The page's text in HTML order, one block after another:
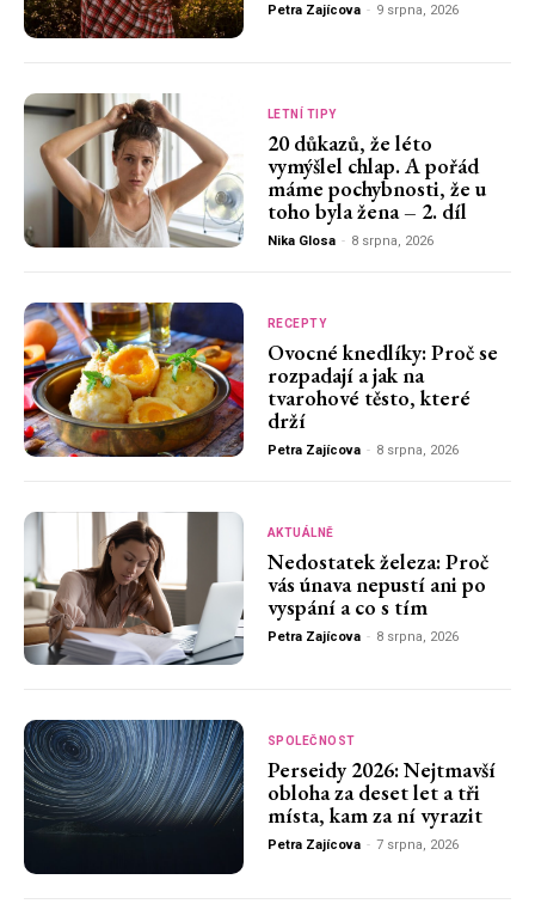
Petra Zajícova - 9 srpna, 2026
LETNÍ TIPY
20 důkazů, že léto
vymýšlel chlap. A pořád
máme pochybnosti, že u
toho byla žena – 2. díl
Nika Glosa - 8 srpna, 2026
RECEPTY
Ovocné knedlíky: Proč se
rozpadají a jak na
tvarohové těsto, které
drží
Petra Zajícova - 8 srpna, 2026
AKTUÁLNĚ
Nedostatek železa: Proč
vás únava nepustí ani po
vyspání a co s tím
Petra Zajícova - 8 srpna, 2026
SPOLEČNOST
Perseidy 2026: Nejtmavší
obloha za deset let a tři
místa, kam za ní vyrazit
Petra Zajícova - 7 srpna, 2026